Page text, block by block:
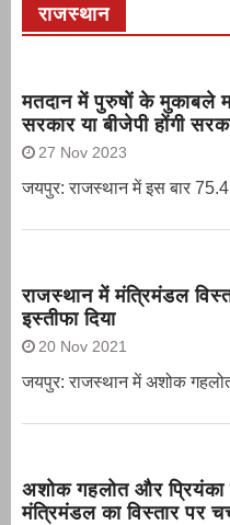
राजस्थान
मतदान में पुरुषों के मुकाबले
सरकार या बीजेपी होंगी
27 Nov 2023
जयपुर: राजस्थान में इस बार
राजस्थान में मंत्रिमंडल
इस्तीफा दिया
20 Nov 2021
जयपुर: राजस्थान में अशोक
अशोक गहलोत और प्रियंका
मंत्रिमंडल का विस्तार पर